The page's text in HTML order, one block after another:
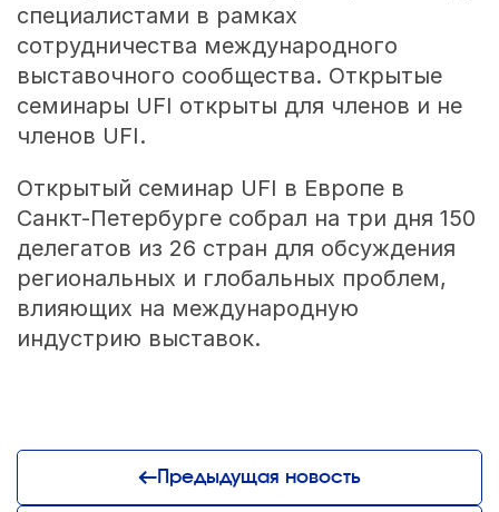
специалистами в рамках
сотрудничества международного
выставочного сообщества. Открытые
семинары UFI открыты для членов и не
членов UFI.
Открытый семинар UFI в Европе в
Санкт-Петербурге собрал на три дня 150
делегатов из 26 стран для обсуждения
региональных и глобальных проблем,
влияющих на международную
индустрию выставок.
Предыдущая новость